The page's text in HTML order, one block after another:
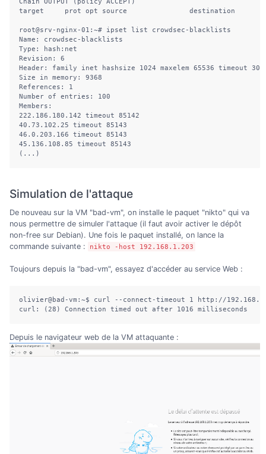
target     prot opt source               destination
root@srv-nginx-01:~# ipset list crowdsec-blacklists
Name: crowdsec-blacklists
Type: hash:net
Revision: 6
Header: family inet hashsize 1024 maxelem 65536 timeout 300
Size in memory: 9368
References: 1
Number of entries: 100
Members:
222.186.180.142 timeout 85142
40.73.102.25 timeout 85143
46.0.203.166 timeout 85143
45.136.108.85 timeout 85143
(...)
Simulation de l'attaque
De nouveau sur la VM "bad-vm", on installe le paquet "nikto" qui va
nous permettre de simuler l'attaque (il faut avoir activer le dépôt
non-free sur Debian). Une fois le paquet installé, on lance la
commande suivante :
nikto -host 192.168.1.203
Toujours depuis la "bad-vm", essayez d'accéder au service Web :
olivier@bad-vm:~$ curl --connect-timeout 1 http://
curl: (28) Connection timed out after 1016 milliseconds
Depuis le navigateur web de la VM attaquante :